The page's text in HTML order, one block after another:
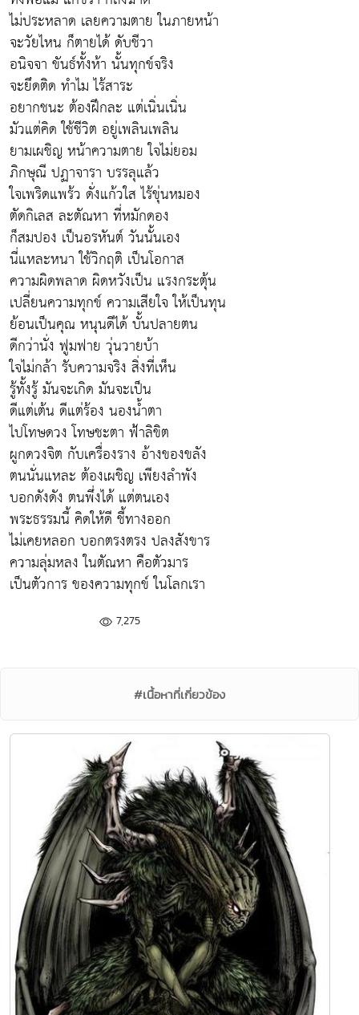
ไม่ประหลาด เลยความตาย ในภายหน้า
จะวัยไหน ก็ตายได้ ดับชีวา
อนิจจา ขันธ์ทั้งห้า นั้นทุกข์จริง
จะยึดติด ทำไม ไร้สาระ
อยากชนะ ต้องฝึกละ แต่เนิ่นเนิ่น
มัวแต่คิด ใช้ชีวิต อยู่เพลินเพลิน
ยามเผชิญ หน้าความตาย ใจไม่ยอม
ภิกษุณี ปฏาจารา บรรลุแล้ว
ใจเพริดแพร้ว ดั่งแก้วใส ไร้ขุ่นหมอง
ตัดกิเลส ละตัณหา ที่หมักดอง
ก็สมปอง เป็นอรหันต์ วันนั้นเอง
นี่แหละหนา ใช้วิกฤติ เป็นโอกาส
ความผิดพลาด ผิดหวังเป็น แรงกระตุ้น
เปลี่ยนความทุกข์ ความเสียใจ ให้เป็นทุน
ย้อนเป็นคุณ หนุนดีได้ บั้นปลายตน
ดีกว่านั่ง ฟูมฟาย วุ่นวายบ้า
ใจไม่กล้า รับความจริง สิ่งที่เห็น
รู้ทั้งรู้ มันจะเกิด มันจะเป็น
ดีแต่เต้น ดีแต่ร้อง นองน้ำตา
ไปโทษดวง โทษชะตา ฟ้าลิขิต
ผูกดวงจิต กับเครื่องราง อ้างของขลัง
ตนนั่นแหละ ต้องเผชิญ เพียงลำพัง
บอกดังดัง ตนพึ่งได้ แต่ตนเอง
พระธรรมนี้ คิดให้ดี ชี้ทางออก
ไม่เคยหลอก บอกตรงตรง ปลงสังขาร
ความลุ่มหลง ในตัณหา คือตัวมาร
เป็นตัวการ ของความทุกข์ ในโลกเรา
7,275
#เนื้อหาที่เกี่ยวข้อง